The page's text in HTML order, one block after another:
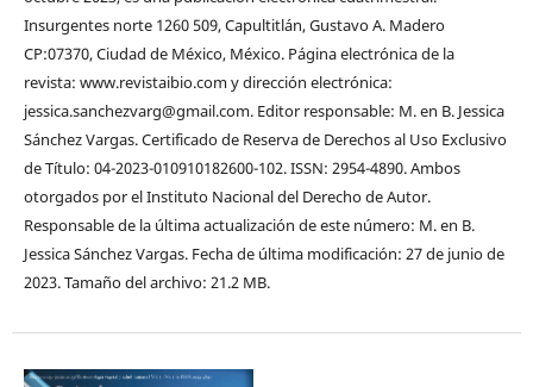
Insurgentes norte 1260 509, Capultitlán, Gustavo A. Madero
CP:07370, Ciudad de México, México. Página electrónica de la
revista: www.revistaibio.com y dirección electrónica:
jessica.sanchezvarg@gmail.com. Editor responsable: M. en B. Jessica
Sánchez Vargas. Certificado de Reserva de Derechos al Uso Exclusivo
de Título: 04-2023-010910182600-102. ISSN: 2954-4890. Ambos
otorgados por el Instituto Nacional del Derecho de Autor.
Responsable de la última actualización de este número: M. en B.
Jessica Sánchez Vargas. Fecha de última modificación: 27 de junio de
2023. Tamaño del archivo: 21.2 MB.